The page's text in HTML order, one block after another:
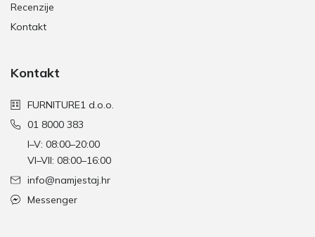
Recenzije
Kontakt
Kontakt
FURNITURE1 d.o.o.
01 8000 383
I–V: 08:00–20:00
VI–VII: 08:00–16:00
info@namjestaj.hr
Messenger